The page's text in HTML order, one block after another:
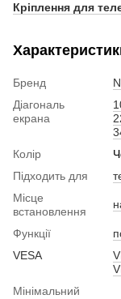
Кріплення для
Бренд
Діагональ
екрана
Колір
Підходить для
Місце
встановлення
Функції
VESA
Мінімальний